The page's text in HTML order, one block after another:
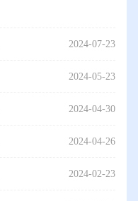
2024-07-23
2024-05-23
2024-04-30
2024-04-26
2024-02-23